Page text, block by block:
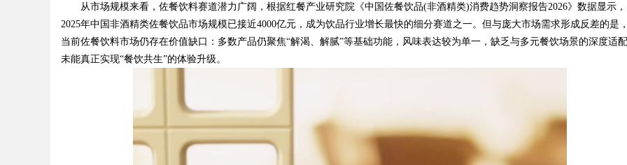
从市场规模来看，佐餐饮料赛道潜力广阔，根据红餐产业研究院《中国佐餐饮品(非酒精类)消费趋势洞察报告2026》数据显示，
2025年中国非酒精类佐餐饮品市场规模已接近4000亿元，成为饮品行业增长最快的细分赛道之一。但与庞大市场需求形成反差的是
当前佐餐饮料市场仍存在价值缺口：多数产品仍聚焦“解渴、解腻”等基础功能，风味表达较为单一，缺乏与多元餐饮场景的深度适
未能真正实现“餐饮共生”的体验升级。